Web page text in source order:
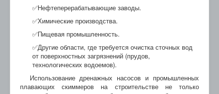
✅Нефтеперерабатывающие заводы.
✅Химические производства.
✅Пищевая промышленность.
✅Другие области, где требуется очистка сточных вод
от поверхностных загрязнений (прудов,
технологических водоемов).
Использование дренажных насосов и промышленных
плавающих скиммеров на строительстве не только